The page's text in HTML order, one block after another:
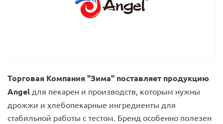
Торговая Компания "Зима" поставляет продукцию
Angel для пекарен и производств, которым нужны
дрожжи и хлебопекарные ингредиенты для
стабильной работы с тестом. Бренд особенно полезен